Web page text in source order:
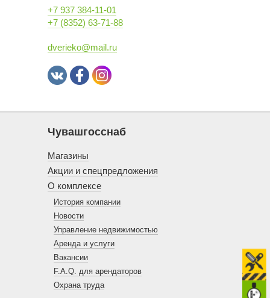
+7 937 384-11-01
+7 (8352) 63-71-88
dverieko@mail.ru
Чувашгосснаб
Магазины
Акции и спецпредложения
О комплексе
История компании
Новости
Управление недвижимостью
Аренда и услуги
Вакансии
F.A.Q. для арендаторов
Охрана труда